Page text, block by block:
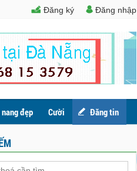
Đăng nhập
Đăng ký
nang đẹp Cười Đăng tin